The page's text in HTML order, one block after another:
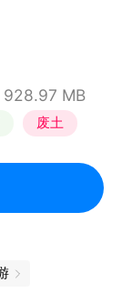
928.97 MB
废土